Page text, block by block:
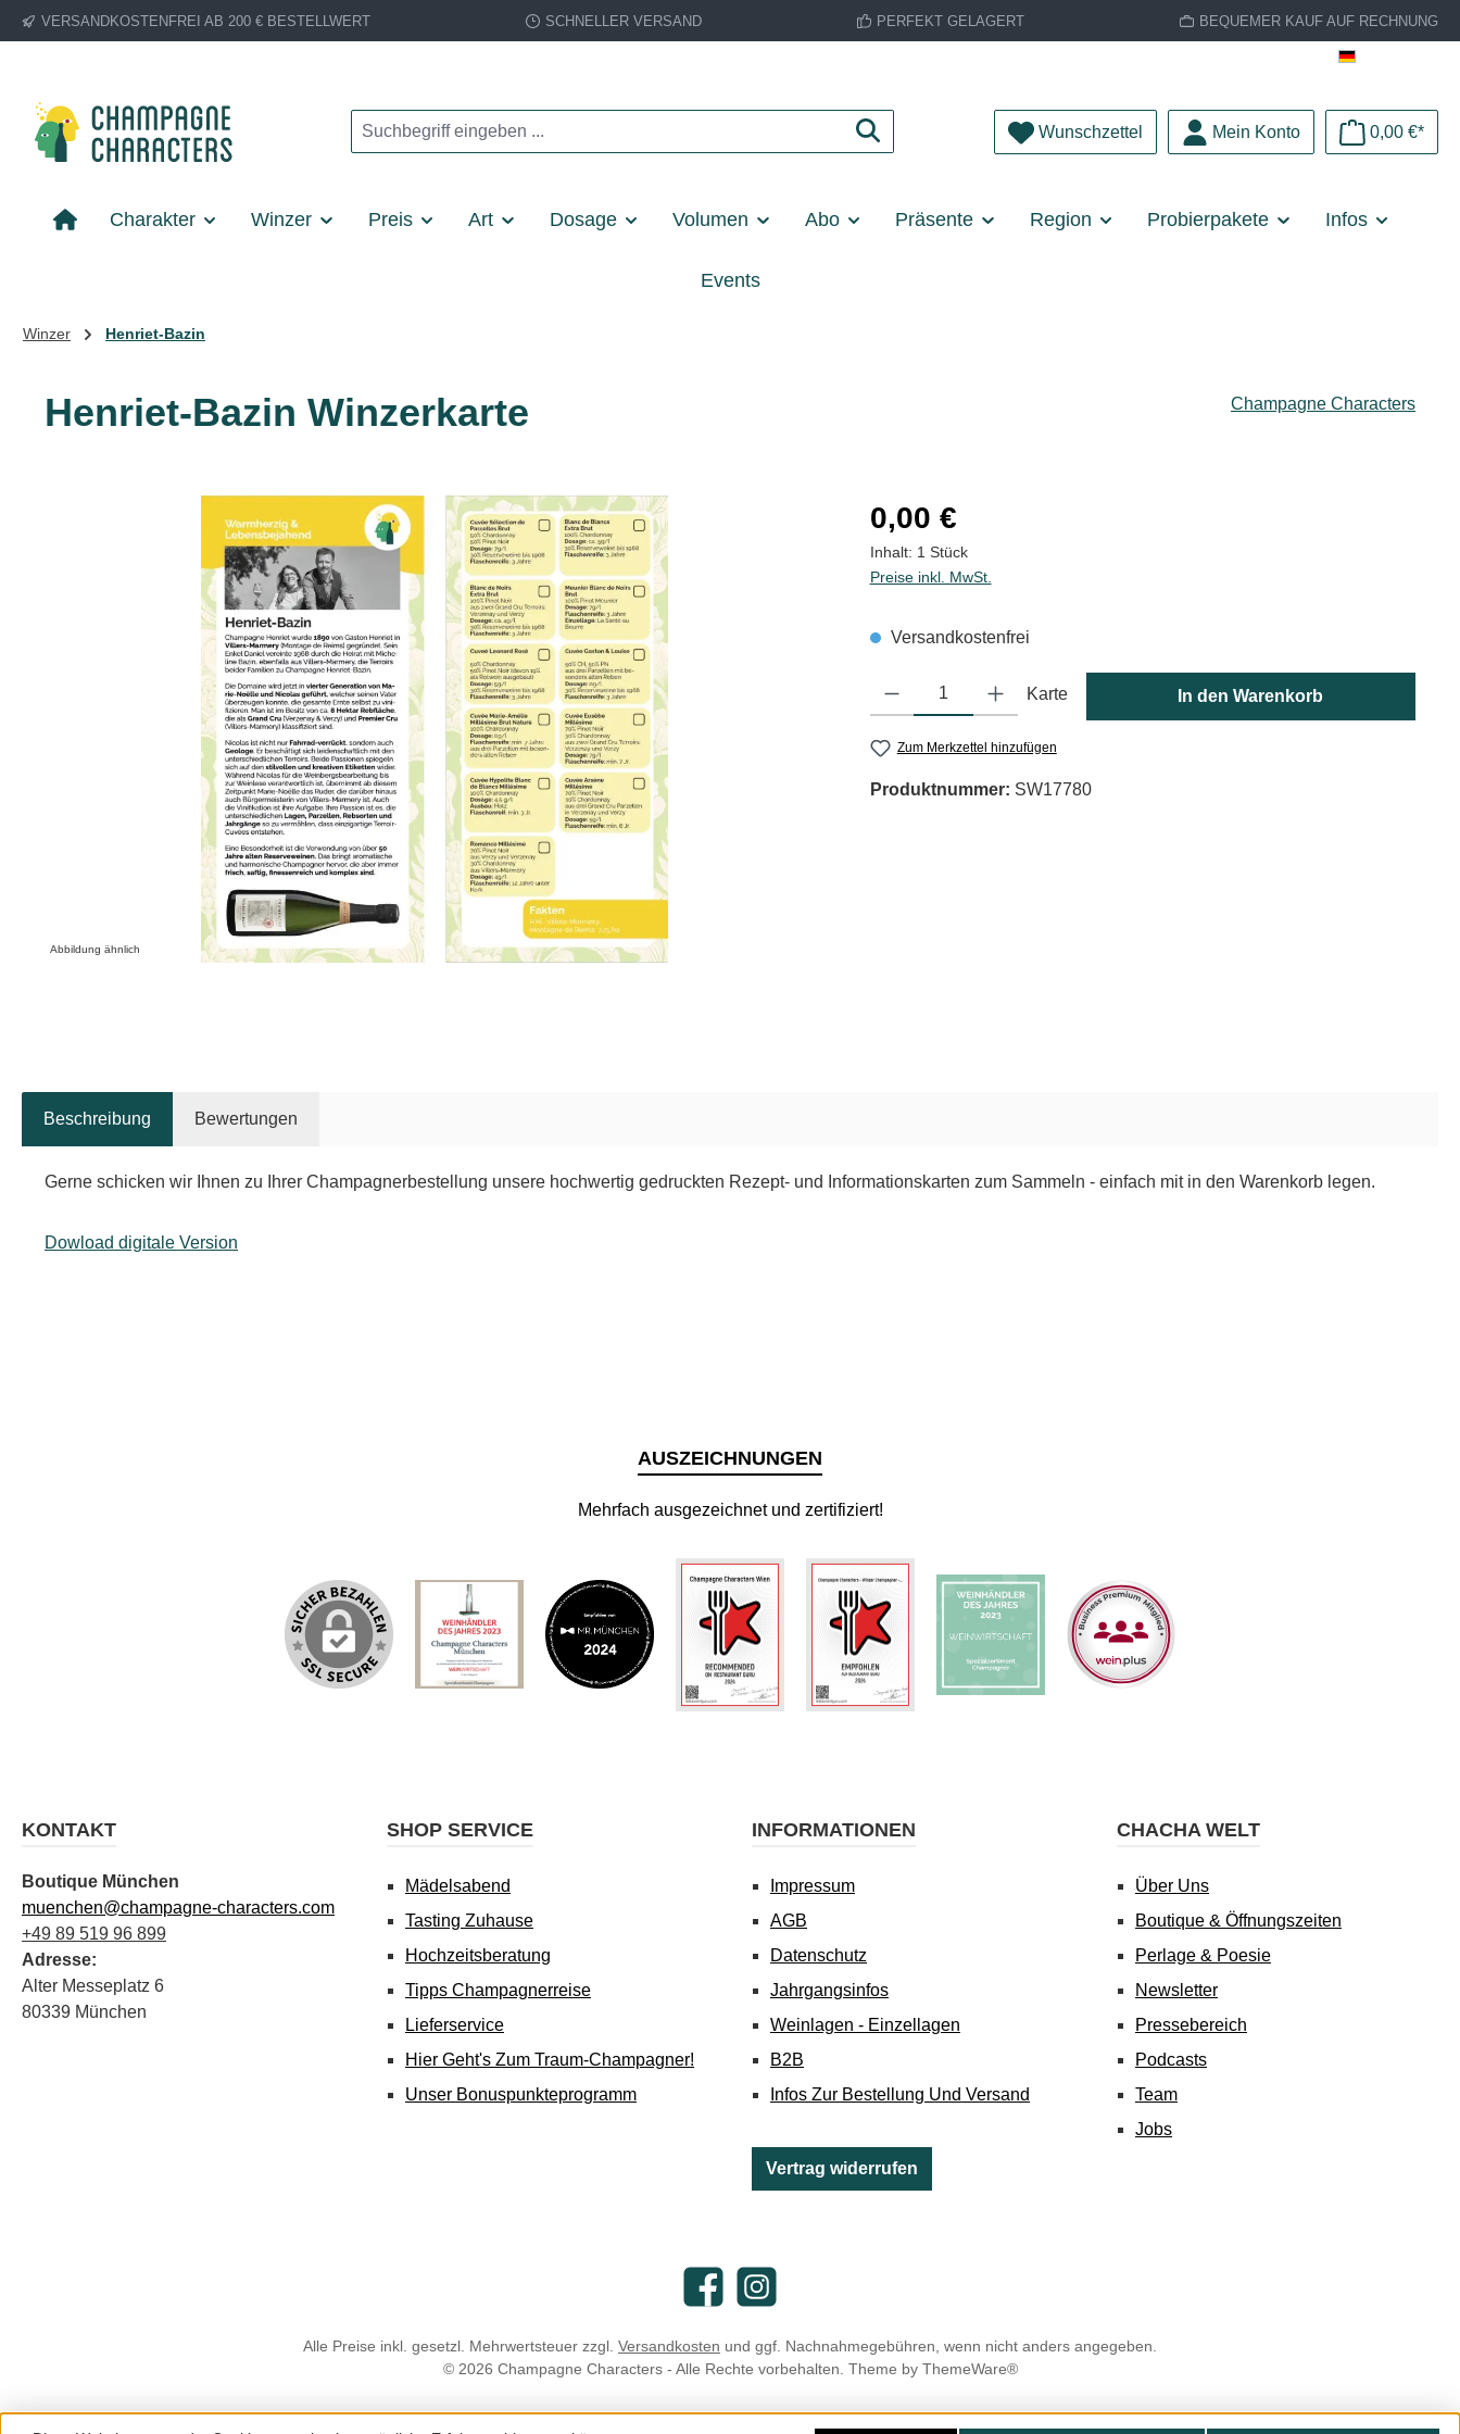
Hauptinhalt springen
Zur Suche springen
Zur Hauptnavigation springen
VERSANDKOSTENFREI AB 200 € BESTELLWERT SCHNELLER VERSAND PERFEKT GELAGERT BEQUEMER KAUF AUF RECHNUNG
Wunschzettel Du hast 0 Produkte auf dem Merkzettel
Mein Konto 0,00 €*
Charakter Winzer Preis Art Dosage Volumen Abo Präsente Region Probierpakete Infos
Events
Winzer Henriet-Bazin
Henriet-Bazin Winzerkarte Champagne Characters
Abbildung ähnlich
Regulärer Preis:
0,00 €
Inhalt: 1 Stück
Preise inkl. MwSt.
Versandkostenfrei
Produkt Anzahl: Gib den gewünschten Wert ein oder benutze die Schaltflächen um
Karte In den Warenkorb
Zum Merkzettel hinzufügen
Produktnummer: SW17780
Beschreibung Bewertungen
Gerne schicken wir Ihnen zu Ihrer Champagnerbestellung unsere hochwertig gedruckten Rezept- und Informationskarten zum Sammeln - einfach mit in den Warenkorb legen.
Dowload digitale Version
AUSZEICHNUNGEN
Mehrfach ausgezeichnet und zertifiziert!
KONTAKT
Boutique München
muenchen@champagne-characters.com
+49 89 519 96 899
Adresse:
Alter Messeplatz 6
80339 München
SHOP SERVICE
Mädelsabend
Tasting Zuhause
Hochzeitsberatung
Tipps Champagnerreise
Lieferservice
Hier Geht's Zum Traum-Champagner!
Unser Bonuspunkteprogramm
INFORMATIONEN
Impressum
AGB
Datenschutz
Jahrgangsinfos
Weinlagen - Einzellagen
B2B
Infos Zur Bestellung Und Versand
Vertrag widerrufen
CHACHA WELT
Über Uns
Boutique & Öffnungszeiten
Perlage & Poesie
Newsletter
Pressebereich
Podcasts
Team
Jobs
FacebookInstagram
Alle Preise inkl. gesetzl. Mehrwertsteuer zzgl. Versandkosten und ggf. Nachnahmegebühren, wenn nicht anders angegeben.
© 2026 Champagne Characters - Alle Rechte vorbehalten. Theme by ThemeWare®